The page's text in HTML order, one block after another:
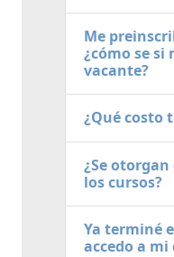
Me
¿cómo se si
vacante?
¿Qué costo
¿Se
los cursos?
Ya terminé
accedo a